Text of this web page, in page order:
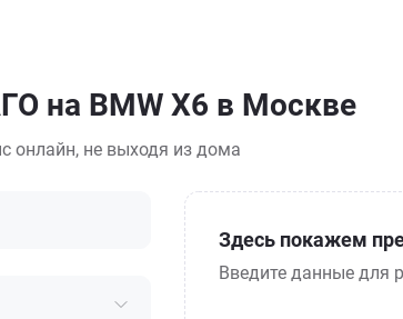
на BMW X6 в Москве
онлайн, не выходя из дома
Здесь покажем
Введите данные для